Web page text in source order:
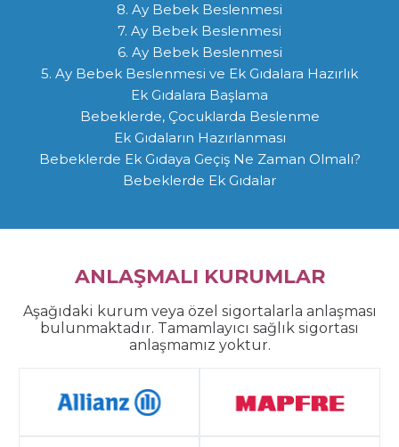
8. Ay Bebek Beslenmesi
7. Ay Bebek Beslenmesi
6. Ay Bebek Beslenmesi
5. Ay Bebek Beslenmesi ve Ek Gıdalara Hazırlık
Ek Gıdalara Başlama
Bebeklerde, Çocuklarda Beslenme
Ek Gıdaların Hazırlanması
Bebeklerde Ek Gıdaya Geçiş Ne Zaman Olmalı?
Bebeklerde Ek Gıdalar
ANLAŞMALI KURUMLAR
Aşağıdaki kurum veya özel sigortalarla anlaşması
bulunmaktadır. Tamamlayıcı sağlık sigortası
anlaşmamız yoktur.